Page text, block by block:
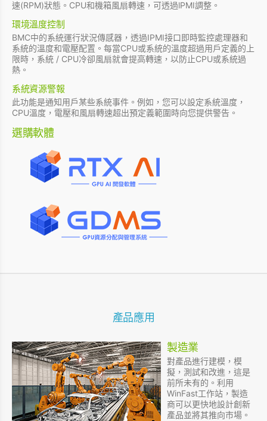
速(RPM)狀態。CPU和機箱風扇轉速，可透過lPMI調整。
環境溫度控制
BMC中的系統運行狀況傳感器，透過IPMI接口即時監控處理器和
系統的溫度和電壓配置。每當CPU或系統的溫度超過用戶定義的上
限時，系統 / CPU冷卻風扇就會提高轉速，以防止CPU或系統過
熱。
系統資源警報
此功能是通知用戶某些系統事件。例如，您可以設定系統溫度，
CPU溫度，電壓和風扇轉速超出預定義範圍時向您提供警告。
選購軟體
產品應用
製造業
對產品進行建模，模
擬，測試和改進，這是
前所未有的。利用
WinFast工作站，製造
商可以更快地設計創新
產品並將其推向市場。